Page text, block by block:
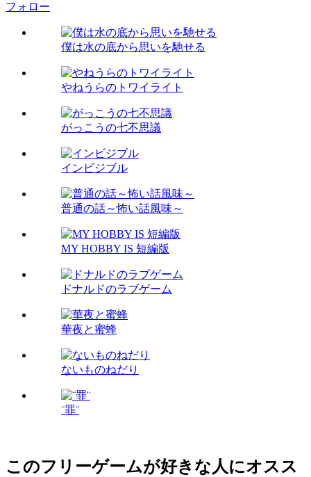
フォロー
僕は水の底から思いを馳せる
やねうらのトワイライト
がっこうの七不思議
インビジブル
普通の話～怖い話風味～
MY HOBBY IS 短編版
ドナルドのラブゲーム
華夜と蜜蜂
ないものねだり
¨罪¨
このフリーゲームが好きな人にオスス